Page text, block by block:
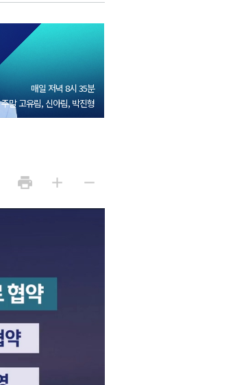
2026년 08월 07일(금)
2026년 08월 07일(금)
2026년 08월 07일(금)
2026년 08월 07일(금)
2026년 08월 07일(금)
2026년 08월 07일(금)
매일 저녁 8시 35분
주말 고유림, 신아림, 박진형
사
print add
게
remove
게